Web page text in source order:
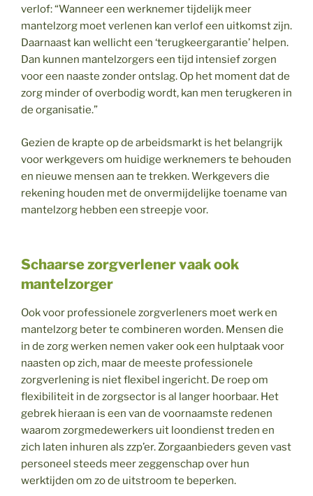
verlof: “Wanneer een werknemer tijdelijk meer
mantelzorg moet verlenen kan verlof een uitkomst zijn.
Daarnaast kan wellicht een ‘terugkeergarantie’ helpen.
Dan kunnen mantelzorgers een tijd intensief zorgen
voor een naaste zonder ontslag. Op het moment dat de
zorg minder of overbodig wordt, kan men terugkeren in
de organisatie.”
Gezien de krapte op de arbeidsmarkt is het belangrijk
voor werkgevers om huidige werknemers te behouden
en nieuwe mensen aan te trekken. Werkgevers die
rekening houden met de onvermijdelijke toename van
mantelzorg hebben een streepje voor.
Schaarse zorgverlener vaak ook
mantelzorger
Ook voor professionele zorgverleners moet werk en
mantelzorg beter te combineren worden. Mensen die
in de zorg werken nemen vaker ook een hulptaak voor
naasten op zich, maar de meeste professionele
zorgverlening is niet flexibel ingericht. De roep om
flexibiliteit in de zorgsector is al langer hoorbaar. Het
gebrek hieraan is een van de voornaamste redenen
waarom zorgmedewerkers uit loondienst treden en
zich laten inhuren als zzp’er. Zorgaanbieders geven vast
personeel steeds meer zeggenschap over hun
werktijden om zo de uitstroom te beperken.